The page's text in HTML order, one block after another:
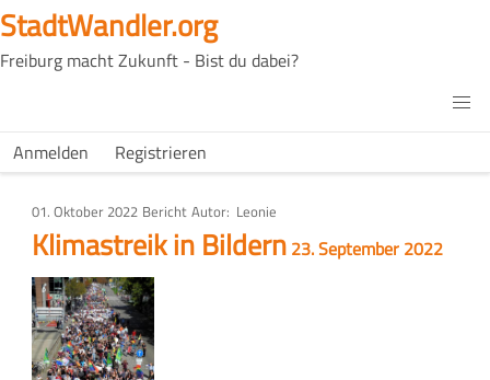
Direkt
zum
Inhalt
StadtWandler.org
Freiburg macht Zukunft - Bist du dabei?
Main
H4C
USER
Anmelden Registrieren
01. Oktober 2022 Art
des
Artikels
Bericht Autor Leonie
Klimastreik in Bildern 23. September 2022
Bild